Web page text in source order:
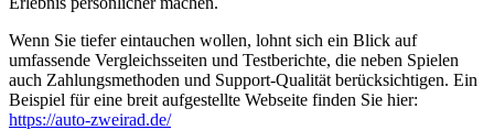
Wenn Sie tiefer eintauchen wollen, lohnt sich ein Blick auf
umfassende Vergleichsseiten und Testberichte, die neben Spielen
auch Zahlungsmethoden und Support-Qualität berücksichtigen. Ein
Beispiel für eine breit aufgestellte Webseite finden Sie hier:
https://auto-zweirad.de/